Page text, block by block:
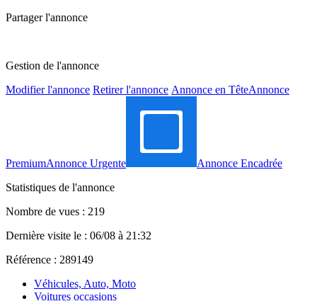
Partager l'annonce
Gestion de l'annonce
Modifier l'annonce Retirer l'annonce Annonce en TêteAnnonce
PremiumAnnonce Urgente
Annonce Encadrée
Statistiques de l'annonce
Nombre de vues : 219
Dernière visite le : 06/08 à 21:32
Référence : 289149
Véhicules, Auto, Moto
Voitures occasions